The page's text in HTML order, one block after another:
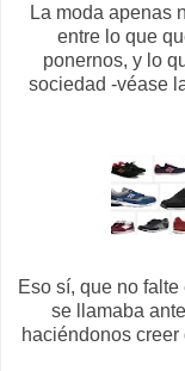
La moda apenas
entre lo que
ponernos, y lo
sociedad -véase
Eso sí, que no
se llamaba
haciéndonos